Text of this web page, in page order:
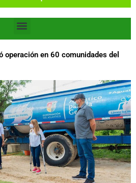
Menu
operación en 60 comunidades del